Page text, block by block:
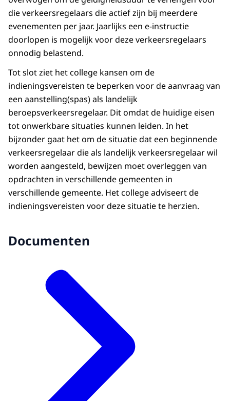
die verkeersregelaars die actief zijn bij meerdere
evenementen per jaar. Jaarlijks een e-instructie
doorlopen is mogelijk voor deze verkeersregelaars
onnodig belastend.
Tot slot ziet het college kansen om de
indieningsvereisten te beperken voor de aanvraag van
een aanstelling(spas) als landelijk
beroepsverkeersregelaar. Dit omdat de huidige eisen
tot onwerkbare situaties kunnen leiden. In het
bijzonder gaat het om de situatie dat een beginnende
verkeersregelaar die als landelijk verkeersregelaar wil
worden aangesteld, bewijzen moet overleggen van
opdrachten in verschillende gemeenten in
verschillende gemeente. Het college adviseert de
indieningsvereisten voor deze situatie te herzien.
Documenten